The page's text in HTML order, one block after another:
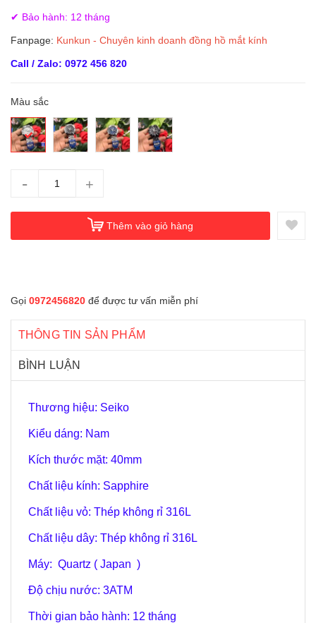
✔ Bảo hành: 12 tháng
Fanpage: Kunkun - Chuyên kinh doanh đồng hồ mắt kính
Call / Zalo: 0972 456 820
Màu sắc
- +
Thêm vào giỏ hàng
Gọi 0972456820 để được tư vấn miễn phí
THÔNG TIN SẢN PHẨM
BÌNH LUẬN
Thương hiệu: Seiko
Kiểu dáng: Nam
Kích thước mặt: 40mm
Chất liệu kính: Sapphire
Chất liệu vỏ: Thép không rỉ 316L
Chất liệu dây: Thép không rỉ 316L
Máy: Quartz ( Japan )
Độ chịu nước: 3ATM
Thời gian bảo hành: 12 tháng